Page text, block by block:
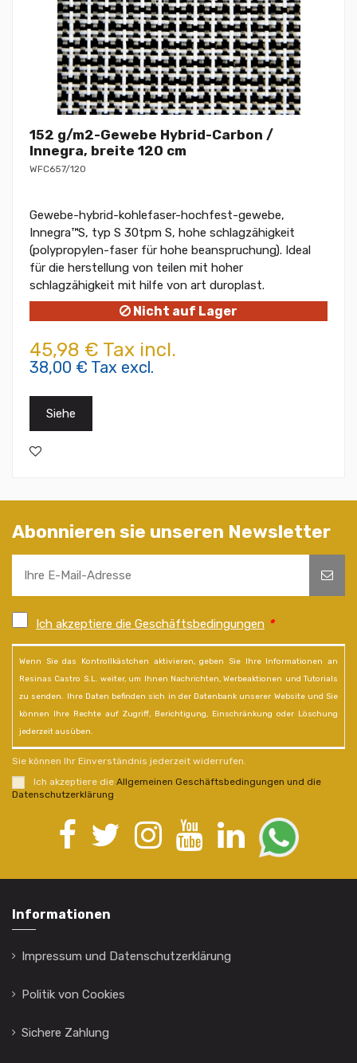
152 g/m2-Gewebe Hybrid-Carbon /
Innegra, breite 120 cm
WFC657/120
Gewebe-hybrid-kohlefaser-hochfest-gewebe,
Innegra™S, typ S 30tpm S, hohe schlagzähigkeit
(polypropylen-faser für hohe beanspruchung). Ideal
für die herstellung von teilen mit hoher
schlagzähigkeit mit hilfe von art duroplast.
Nicht auf Lager
45,98 € Tax incl.
38,00 € Tax excl.
Siehe
Abonnieren sie unseren Newsletter
Ich akzeptiere die Geschäftsbedingungen *
Wenn Sie das Kontrollkästchen aktivieren, geben Sie Ihre Informationen an
Resinas Castro S.L. weiter, um Ihnen Nachrichten, Werbeaktionen und Tutorials
zu senden. Ihre Daten befinden sich in der Datenbank unserer Website und Sie
können Ihre Rechte auf Zugriff, Berichtigung, Einschränkung oder Löschung
jederzeit ausüben.
Sie können Ihr Einverständnis jederzeit widerrufen.
Ich akzeptiere die Allgemeinen Geschäftsbedingungen und die
Datenschutzerklärung
Informationen
Impressum und Datenschutzerklärung
Politik von Cookies
Sichere Zahlung